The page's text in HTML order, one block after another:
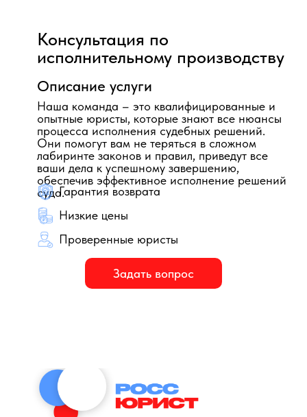
Консультация по
исполнительному производству
Описание услуги
Наша команда – это квалифицированные и
опытные юристы, которые знают все нюансы
процесса исполнения судебных решений.
Они помогут вам не теряться в сложном
лабиринте законов и правил, приведут все
ваши дела к успешному завершению,
обеспечив эффективное исполнение решений
суда.Гарантия возврата
Низкие цены
Проверенные юристы
Задать вопрос
вопросам исполнительного
производства
вопросам исполнительного
производства